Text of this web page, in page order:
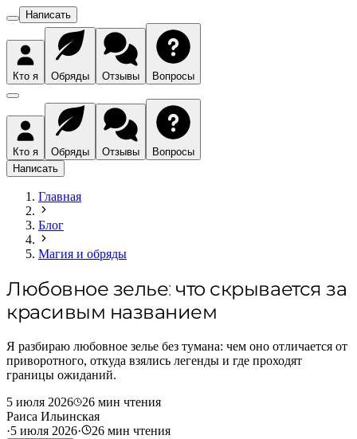
Написать
Кто я Обряды Отзывы Вопросы
Кто я Обряды Отзывы
Вопросы
Написать
Главная
Блог
Магия и обряды
Любовное зелье: что скрывается за
красивым названием
Я разбираю любовное зелье без тумана: чем оно отличается от
приворотного, откуда взялись легенды и где проходят
границы ожиданий.
5 июля 2026
26 мин чтения
Раиса Ильинская
·5 июля 2026· 26 мин чтения